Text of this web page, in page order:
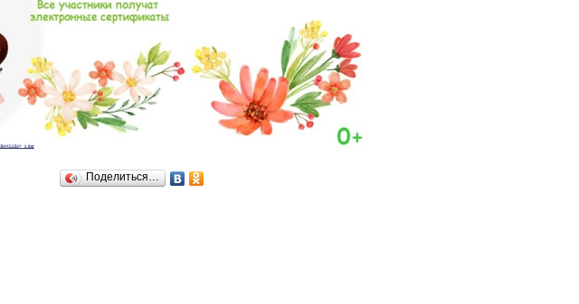
Поделиться…